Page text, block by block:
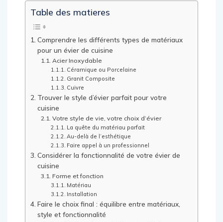
Table des matieres
Comprendre les différents types de matériaux
pour un évier de cuisine
Acier Inoxydable
Céramique ou Porcelaine
Granit Composite
Cuivre
Trouver le style d’évier parfait pour votre
cuisine
Votre style de vie, votre choix d’évier
La quête du matériau parfait
Au-delà de l’esthétique
Faire appel à un professionnel
Considérer la fonctionnalité de votre évier de
cuisine
Forme et fonction
Matériau
Installation
Faire le choix final : équilibre entre matériaux,
style et fonctionnalité